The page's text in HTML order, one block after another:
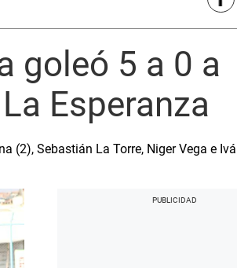
goleó 5 a 0 a
Esperanza
(2), Sebastián La Torre, Niger Vega e